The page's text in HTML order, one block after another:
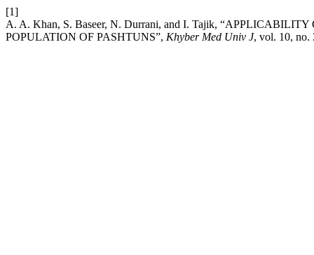
[1]
A. A. Khan, S. Baseer, N. Durrani, and I. Tajik,
POPULATION OF PASHTUNS”, Khyber Med Univ J, vol. 10, no.